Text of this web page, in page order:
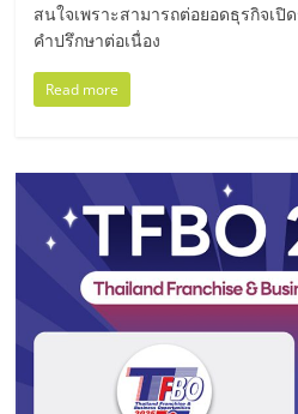
ปรึกษา
การ
ลงทุน
และ
รวม
สนใจเพราะสามารถต่อยอดธุรกิจเ
คำปรึกษาต่อเนื่อง
Read more